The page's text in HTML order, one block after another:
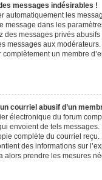
messages indésirables !
automatiquement les
message dans les
des messages privés abusifs
messages aux
complètement un membre
courriel abusif d’un
électronique du forum
envoient de tels messages.
complète du courriel reçu.
des informations sur
alors prendre les mesures